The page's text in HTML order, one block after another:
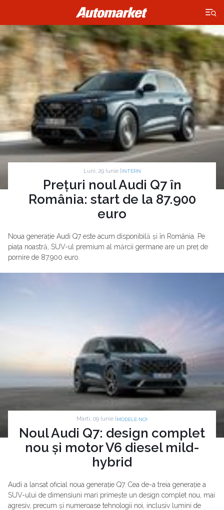
×
Luni, 29 Iunie | INTERN
Prețuri noul Audi Q7 în
România: start de la 87.900
euro
Noua generație Audi Q7 este acum disponibilă și în România. Pe
piața noastră, SUV-ul premium al mărcii germane are un preț de
pornire de 87.900 euro.
Marti, 09 Iunie | MODELE NOI
Noul Audi Q7: design complet
nou și motor V6 diesel mild-
hybrid
Audi a lansat oficial noua generație Q7. Cea de-a treia generație a
SUV-ului de dimensiuni mari primește un design complet nou, mai
agresiv, precum și numeroase tehnologii noi, inclusiv lumini de